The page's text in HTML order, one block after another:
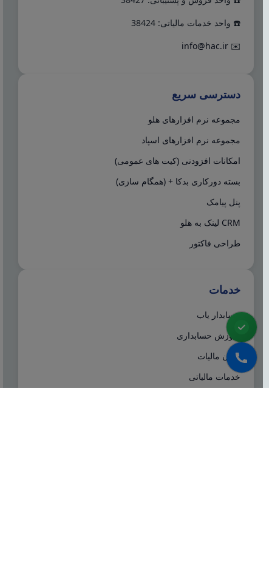
☎️ واحد خدمات مالیاتی: 38424
✉️
info@hac.ir
دسترسی سریع
مجموعه نرم افزارهای هلو
مجموعه نرم افزارهای اسپاد
امکانات افزودنی (کیت های عمومی)
بسته دورکاری بدکا + (همگام سازی)
پنل پیامک
CRM لینک به هلو
طراحی فاکتور
خدمات
حسابدار یاب
آموزش حسابداری
ایران مالیات
خدمات مالیاتی